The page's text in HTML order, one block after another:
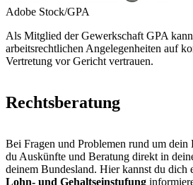
Adobe Stock/GPA
Als Mitglied der Gewerkschaft GPA
arbeitsrechtlichen Angelegenheiten auf
Vertretung vor Gericht vertrauen.
Rechtsberatung
Bei Fragen und Problemen rund um dein
du Auskünfte und Beratung direkt in
deinem Bundesland. Hier kannst du dich
Lohn- und Gehaltseinstufung